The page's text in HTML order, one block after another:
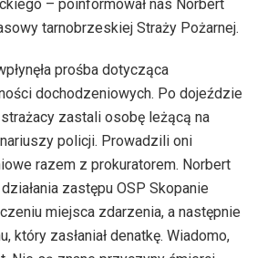
– poinformował nas Norbert
tarnobrzeskiej Straży Pożarnej.
prośba dotycząca
dochodzeniowych. Po dojeździe
zastali osobę leżącą na
policji. Prowadzili oni
razem z prokuratorem. Norbert
zastępu OSP Skopanie
miejsca zdarzenia, a następnie
który zasłaniał denatkę. Wiadomo,